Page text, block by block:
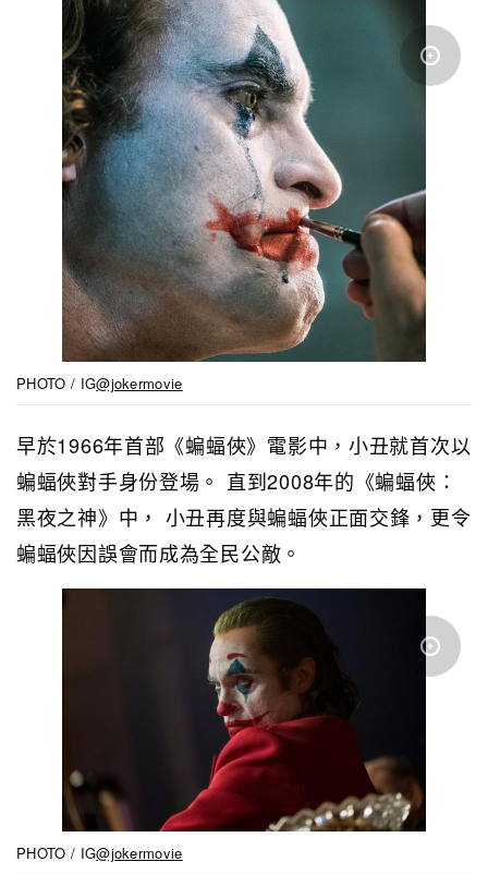
PHOTO / IG@jokermovie
早於1966年首部《蝙蝠俠》電影中，小丑就首次以
蝙蝠俠對手身份登場。 直到2008年的《蝙蝠俠：
黑夜之神》中， 小丑再度與蝙蝠俠正面交鋒，更令
蝙蝠俠因誤會而成為全民公敵。
PHOTO / IG@jokermovie